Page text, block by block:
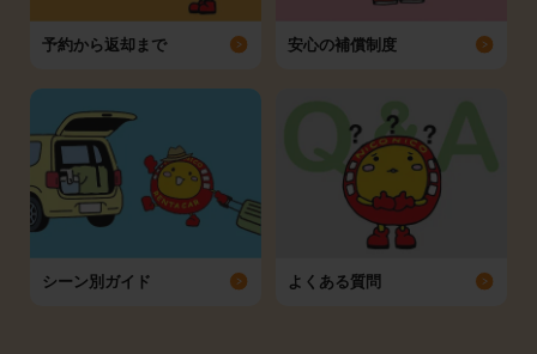
予約から返却まで 安心の補償制度
シーン別ガイド よくある質問